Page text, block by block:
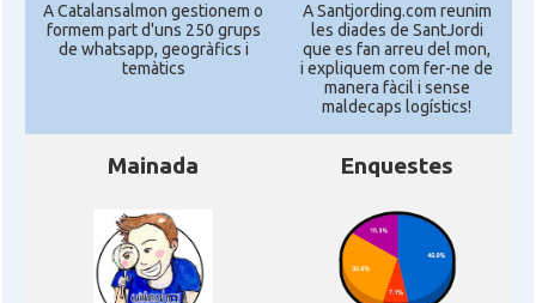
A Catalansalmon gestionem o
formem part d'uns 250 grups
de whatsapp, geogràfics i
temàtics
A Santjording.com reunim
les diades de SantJordi
que es fan arreu del mon,
i expliquem com fer-ne de
manera fàcil i sense
maldecaps logí­stics!
Mainada Enquestes